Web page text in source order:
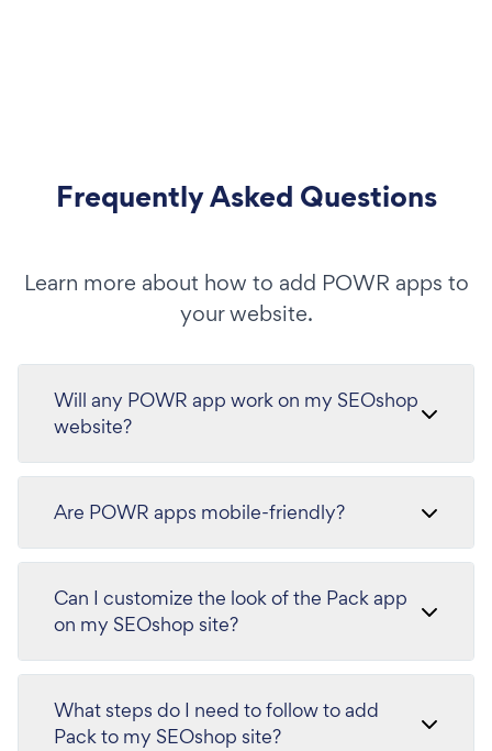
Frequently Asked Questions
Learn more about how to add POWR apps to
your website.
Will any POWR app work on my SEOshop
website?
Are POWR apps mobile-friendly?
Can I customize the look of the Pack app
on my SEOshop site?
What steps do I need to follow to add
Pack to my SEOshop site?